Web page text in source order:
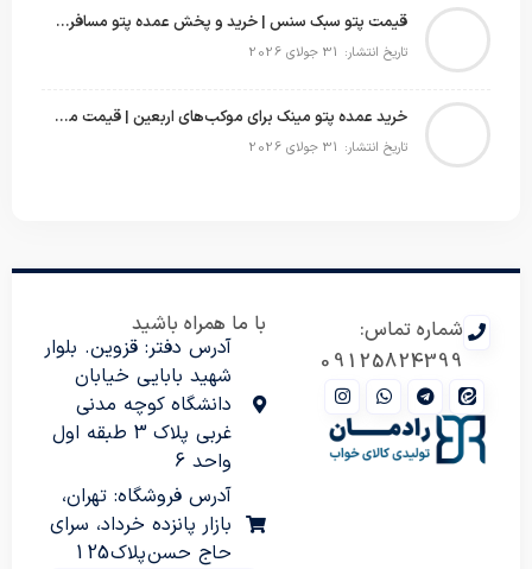
قیمت پتو سبک سنس | خرید و پخش عمده پتو مسافرتی Sense
تاریخ انتشار: 31 جولای 2026
خرید عمده پتو مینک برای موکب‌های اربعین | قیمت مناسب و ارسال سریع
تاریخ انتشار: 31 جولای 2026
شماره تماس:
09125824399
با ما همراه باشید
آدرس دفتر: قزوین. بلوار
شهید بابایی خیابان
دانشگاه کوچه مدنی
غربی پلاک 3 طبقه اول
واحد 6
آدرس فروشگاه: تهران،
بازار پانزده خرداد، سرای
حاج حسن پلاک 125